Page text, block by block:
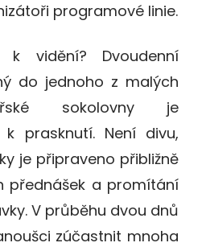
programové linie.
vidění? Dvoudenní
do jednoho z malých
sokolovny je
prasknutí. Není divu,
je připraveno přibližně
přednášek a promítání
V průběhu dvou dnů
zúčastnit mnoha